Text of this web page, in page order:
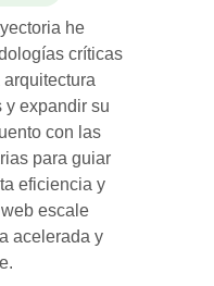
he
críticas
y expandir su
con las
para guiar
eficiencia y
escale
acelerada y